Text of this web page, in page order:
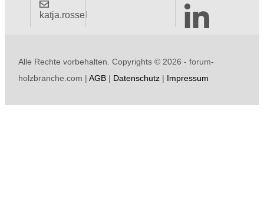
katja.rossel
Alle Rechte vorbehalten. Copyrights © 2026 - forum-
holzbranche.com |AGB | Datenschutz | Impressum